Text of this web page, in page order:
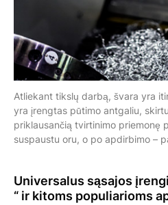
Atliekant tikslų darbą, švara yra
yra įrengtas pūtimo antgaliu,
priklausančią tvirtinimo priemonę
suspaustu oru, o po apdirbimo –
Universalus sąsajos
“ ir kitoms populiarioms